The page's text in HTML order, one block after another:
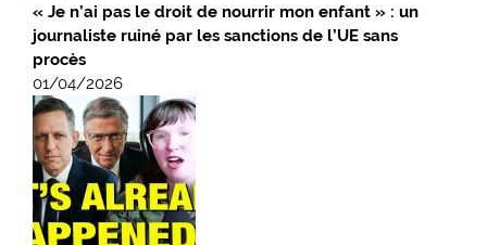
« Je n’ai pas le droit de nourrir mon enfant » : un
journaliste ruiné par les sanctions de l’UE sans
procès
01/04/2026